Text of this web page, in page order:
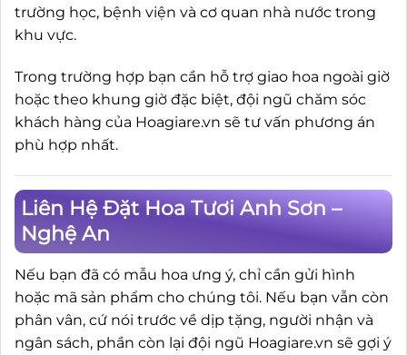
trường học, bệnh viện và cơ quan nhà nước trong
khu vực.
Trong trường hợp bạn cần hỗ trợ giao hoa ngoài giờ
hoặc theo khung giờ đặc biệt, đội ngũ chăm sóc
khách hàng của Hoagiare.vn sẽ tư vấn phương án
phù hợp nhất.
Liên Hệ Đặt Hoa Tươi Anh Sơn –
Nghệ An
Nếu bạn đã có mẫu hoa ưng ý, chỉ cần gửi hình
hoặc mã sản phẩm cho chúng tôi. Nếu bạn vẫn còn
phân vân, cứ nói trước về dịp tặng, người nhận và
ngân sách, phần còn lại đội ngũ Hoagiare.vn sẽ gợi ý